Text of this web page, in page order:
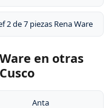
2 de 7 piezas Rena Ware
en otras
Anta